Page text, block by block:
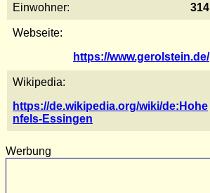
Einwohner: 314
Webseite:
https://www.gerolstein.de/
Wikipedia:
https://de.wikipedia.org/wiki/de:Hohe
nfels-Essingen
Werbung